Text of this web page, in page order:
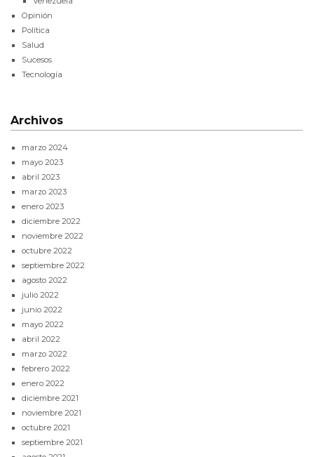
Opinión
Política
Salud
Sucesos
Tecnología
Archivos
marzo 2024
mayo 2023
abril 2023
marzo 2023
enero 2023
diciembre 2022
noviembre 2022
octubre 2022
septiembre 2022
agosto 2022
julio 2022
junio 2022
mayo 2022
abril 2022
marzo 2022
febrero 2022
enero 2022
diciembre 2021
noviembre 2021
octubre 2021
septiembre 2021